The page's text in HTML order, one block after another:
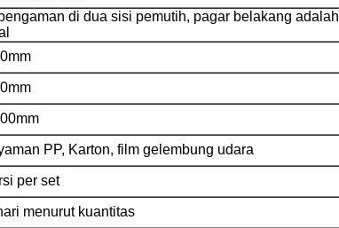
di dua sisi pemutih, pagar belakang adalah
PP, Karton, film gelembung udara
per set
menurut kuantitas